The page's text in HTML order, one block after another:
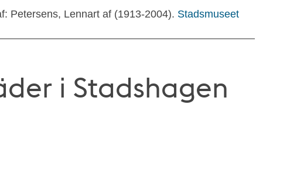
Petersens, Lennart af (1913-2004). Stadsmuseet
i Stadshagen